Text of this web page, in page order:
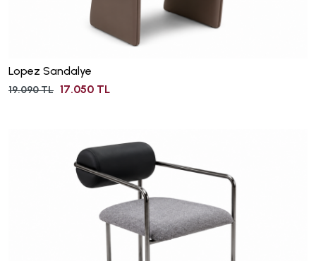
Lopez Sandalye
19.090 TL 17.050 TL